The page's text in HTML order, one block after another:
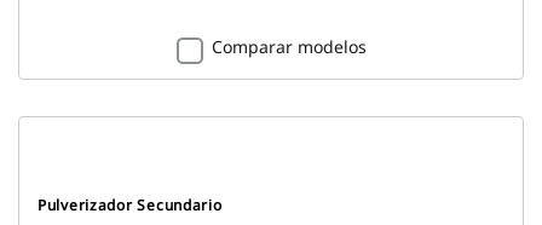
Comparar modelos
Pulverizador Secundario